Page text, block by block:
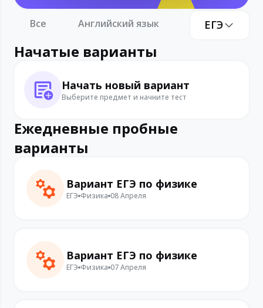
Все Английский язык Информатика
ЕГЭ
Начатые варианты
Начать новый вариант
Выберите предмет и начните тест
Ежедневные пробные
варианты
Вариант ЕГЭ по физике
ЕГЭ Физика 08 Апреля
Вариант ЕГЭ по физике
ЕГЭ Физика 07 Апреля